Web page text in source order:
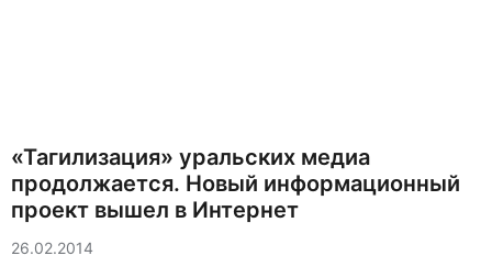
«Тагилизация» уральских медиа
продолжается. Новый информационный
проект вышел в Интернет
26.02.2014